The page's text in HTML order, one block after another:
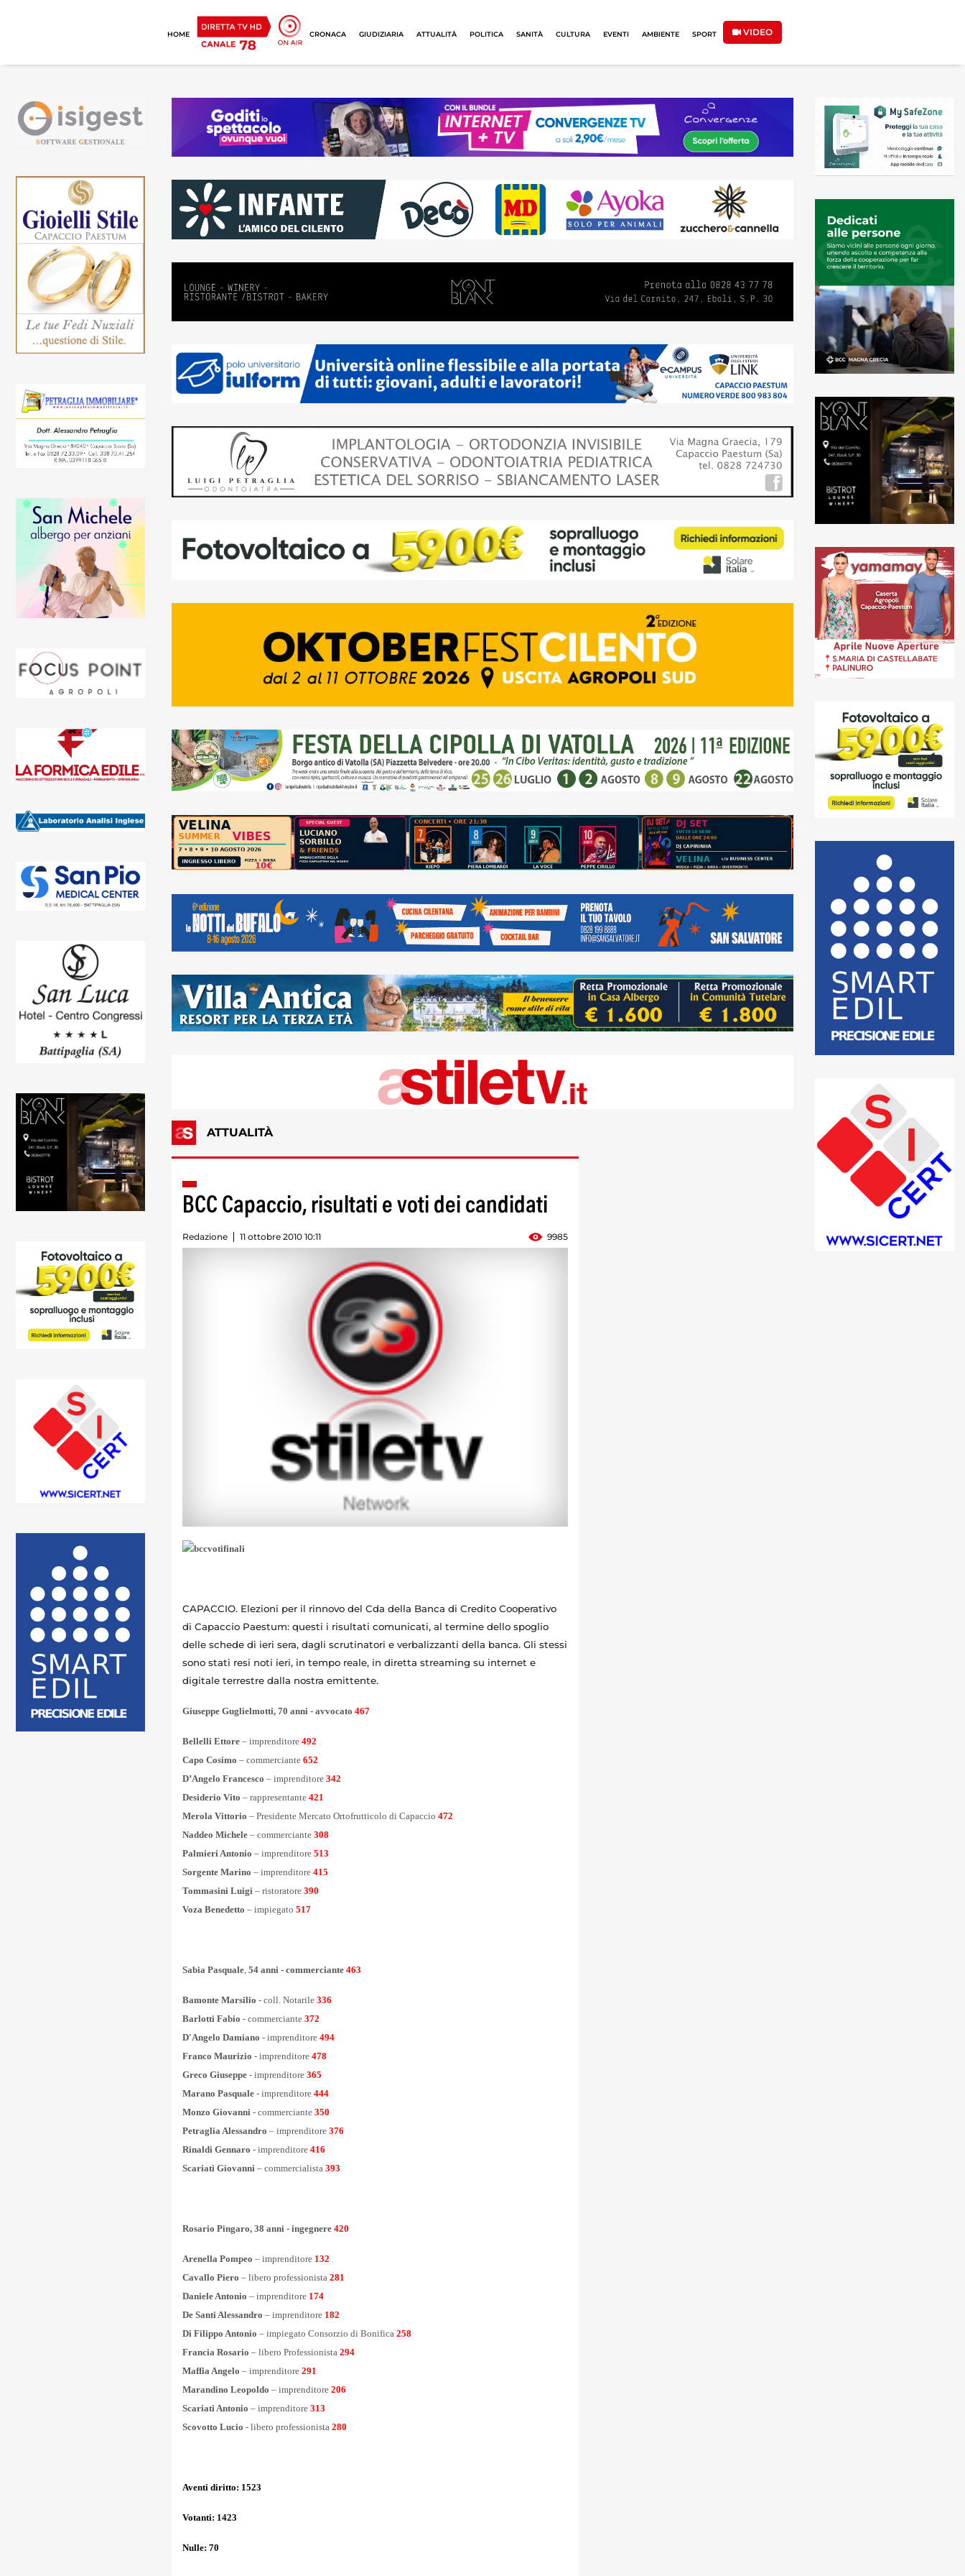
HOME CRONACA GIUDIZIARIA ATTUALITÀ POLITICA SANITÀ CULTURA EVENTI AMBIENTE SPORT VIDEO
ATTUALITÀ
BCC Capaccio, risultati e voti dei candidati
Redazione 11 ottobre 2010 10:11 9985
CAPACCIO. Elezioni per il rinnovo del Cda della Banca di Credito Cooperativo
di Capaccio Paestum: questi i risultati comunicati, al termine dello spoglio
delle schede di ieri sera, dagli scrutinatori e verbalizzanti della banca. Gli stessi
sono stati resi noti ieri, in tempo reale, in diretta streaming su internet e
digitale terrestre dalla nostra emittente.
Giuseppe Guglielmotti, 70 anni - avvocato 467
Bellelli Ettore – imprenditore 492
Capo Cosimo – commerciante 652
D’Angelo Francesco – imprenditore 342
Desiderio Vito – rappresentante 421
Merola Vittorio – Presidente Mercato Ortofrutticolo di Capaccio 472
Naddeo Michele – commerciante 308
Palmieri Antonio – imprenditore 513
Sorgente Marino – imprenditore 415
Tommasini Luigi – ristoratore 390
Voza Benedetto – impiegato 517
Sabia Pasquale 54 anni - commerciante 463
Bamonte Marsilio - coll. Notarile 336
Barlotti Fabio - commerciante 372
D'Angelo Damiano - imprenditore 494
Franco Maurizio - imprenditore 478
Greco Giuseppe - imprenditore 365
Marano Pasquale - imprenditore 444
Monzo Giovanni - commerciante 350
Petraglia Alessandro – imprenditore 376
Rinaldi Gennaro - imprenditore 416
Scariati Giovanni – commercialista 393
Rosario Pingaro, 38 anni - ingegnere 420
Arenella Pompeo – imprenditore 132
Cavallo Piero – libero professionista 281
Daniele Antonio – imprenditore 174
De Santi Alessandro – imprenditore 182
Di Filippo Antonio – impiegato Consorzio di Bonifica 258
Francia Rosario – libero Professionista 294
Maffia Angelo – imprenditore 291
Marandino Leopoldo – imprenditore 206
Scariati Antonio – imprenditore 313
Scovotto Lucio - libero professionista 280
Aventi diritto: 1523
Votanti: 1423
Nulle: 70